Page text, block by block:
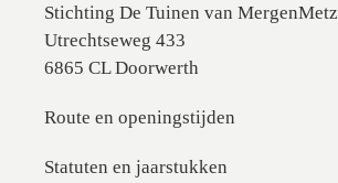
Stichting De Tuinen van MergenMetz
Utrechtseweg 433
6865 CL Doorwerth
Route en openingstijden
Statuten en jaarstukken